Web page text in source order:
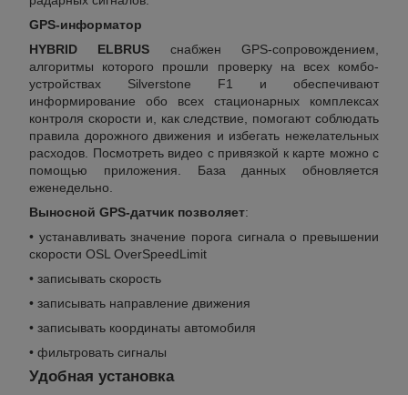
GPS-информатор
HYBRID ELBRUS снабжен GPS-сопровождением,
алгоритмы которого прошли проверку на всех комбо-
устройствах Silverstone F1 и обеспечивают
информирование обо всех стационарных комплексах
контроля скорости и, как следствие, помогают соблюдать
правила дорожного движения и избегать нежелательных
расходов. Посмотреть видео с привязкой к карте можно с
помощью приложения. База данных обновляется
еженедельно.
Выносной GPS-датчик позволяет:
• устанавливать значение порога сигнала о превышении
скорости OSL OverSpeedLimit
• записывать скорость
• записывать направление движения
• записывать координаты автомобиля
• фильтровать сигналы
Удобная установка